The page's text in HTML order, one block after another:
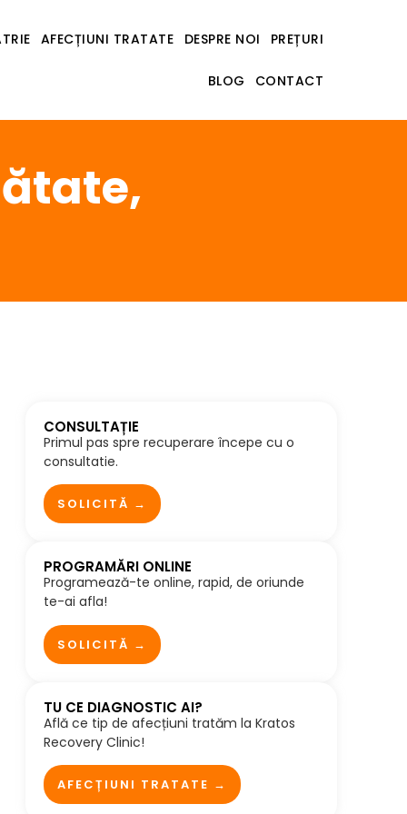
AFECȚIUNI TRATATE DESPRE NOI PREȚURI
BLOG CONTACT
CONSULTAȚIE
Primul pas spre recuperare începe cu o
consultatie.
SOLICITĂ →
PROGRAMĂRI ONLINE
Programează-te online, rapid, de oriunde
te-ai afla!
SOLICITĂ →
TU CE DIAGNOSTIC AI?
Află ce tip de afecțiuni tratăm la Kratos
Recovery Clinic!
AFECȚIUNI TRATATE →